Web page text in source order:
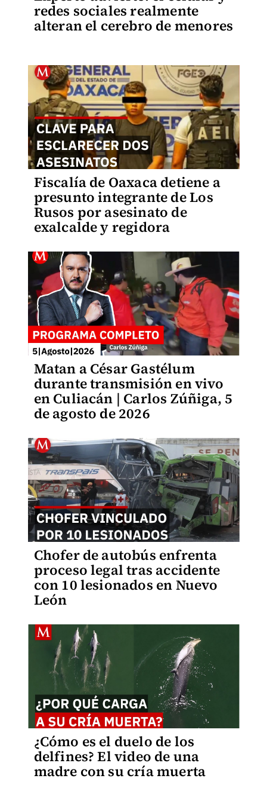
redes sociales realmente
alteran el cerebro de menores
Fiscalía de Oaxaca detiene a
presunto integrante de Los
Rusos por asesinato de
exalcalde y regidora
Matan a César Gastélum
durante transmisión en vivo
en Culiacán | Carlos Zúñiga, 5
de agosto de 2026
Chofer de autobús enfrenta
proceso legal tras accidente
con 10 lesionados en Nuevo
León
¿Cómo es el duelo de los
delfines? El video de una
madre con su cría muerta